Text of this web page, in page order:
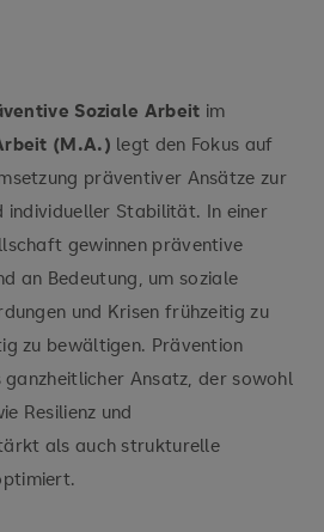
Soziale Arbeit im
(M.A.) legt den Fokus auf
präventiver Ansätze zur
individueller Stabilität. In einer
gewinnen präventive
an Bedeutung, um soziale
und Krisen frühzeitig zu
zu bewältigen. Prävention
Ansatz, der sowohl
Resilienz und
als auch strukturelle